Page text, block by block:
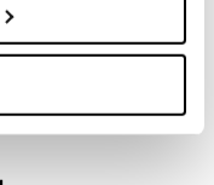
dei bottoni sotto
visionando
del presente
soli cookie tecnici ed
qualsiasi momento,